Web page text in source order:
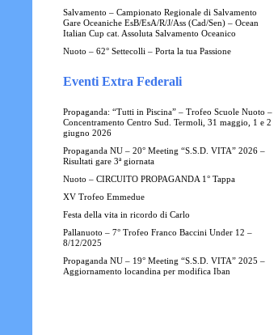
Salvamento – Campionato Regionale di Salvamento
Gare Oceaniche EsB/EsA/R/J/Ass (Cad/Sen) – Ocean
Italian Cup cat. Assoluta Salvamento Oceanico
Nuoto – 62° Settecolli – Porta la tua Passione
Eventi Extra Federali
Propaganda: “Tutti in Piscina” – Trofeo Scuole Nuoto –
Concentramento Centro Sud. Termoli, 31 maggio, 1 e 2
giugno 2026
Propaganda NU – 20° Meeting “S.S.D. VITA” 2026 –
Risultati gare 3ª giornata
Nuoto – CIRCUITO PROPAGANDA 1° Tappa
XV Trofeo Emmedue
Festa della vita in ricordo di Carlo
Pallanuoto – 7° Trofeo Franco Baccini Under 12 –
8/12/2025
Propaganda NU – 19° Meeting “S.S.D. VITA” 2025 –
Aggiornamento locandina per modifica Iban